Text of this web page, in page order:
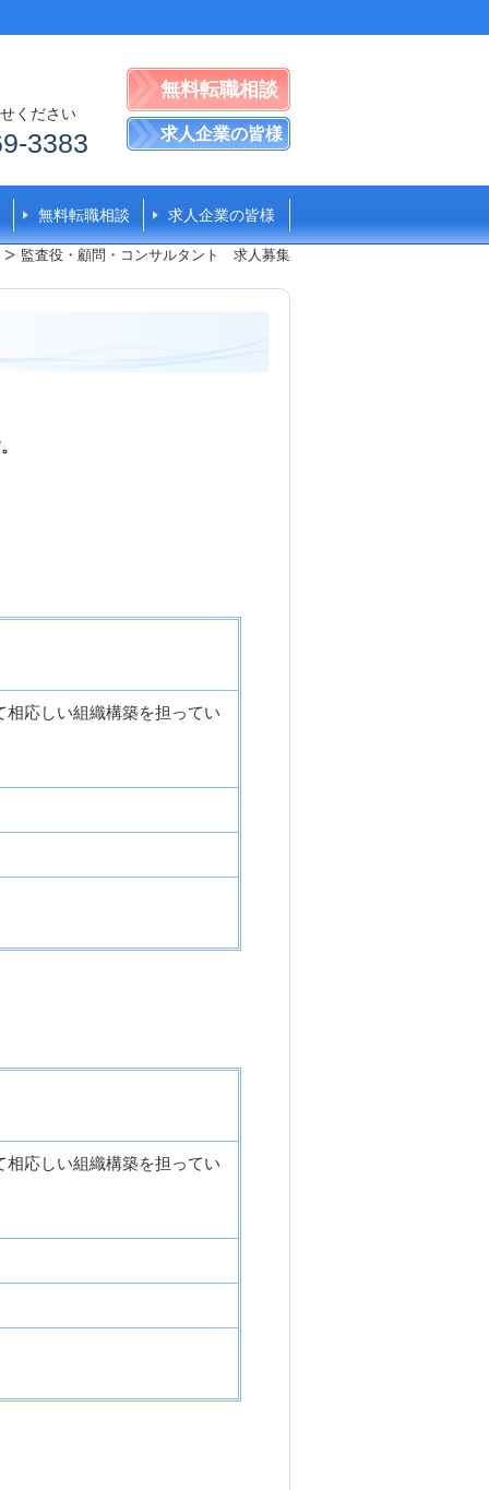
ください
3383
無料転職相談
求人企業の皆様
無料転職相談 求人企業の皆様
監査役・顧問・コンサルタント 求人募集
応しい組織構築を担ってい
応しい組織構築を担ってい